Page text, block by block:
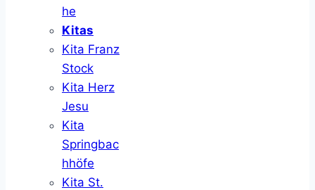
he
Kitas
Kita Franz
Stock
Kita Herz
Jesu
Kita
Springbac
hhöfe
Kita St.